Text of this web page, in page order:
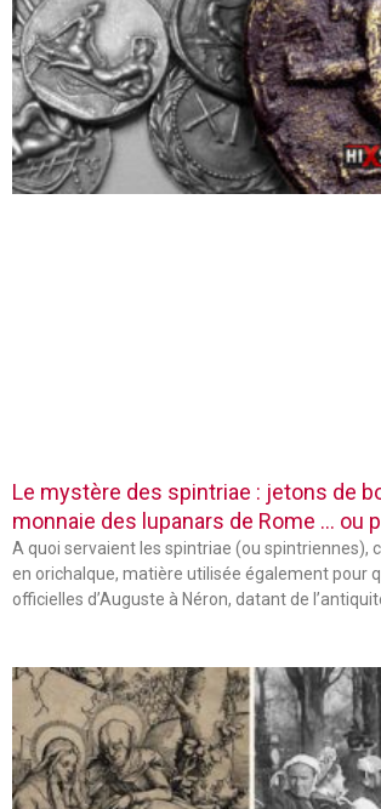
Le mystère des spintriae : jetons de
monnaie des lupanars de Rome … ou
A quoi servaient les spintriae (ou spintriennes),
en orichalque, matière utilisée également pour
officielles d’Auguste à Néron, datant de